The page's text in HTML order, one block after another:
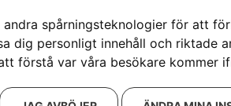
spårningsteknologier för att
dig personligt innehåll och riktade
förstå var våra besökare kommer